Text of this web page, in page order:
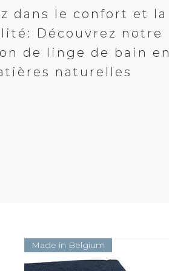
dans le confort et la
Découvrez notre
de linge de bain en
naturelles
Made in Belgium